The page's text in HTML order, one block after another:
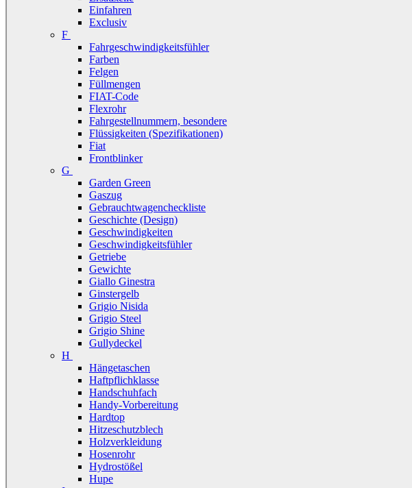
Einfahren
Exclusiv
F
Fahrgeschwindigkeitsfühler
Farben
Felgen
Füllmengen
FIAT-Code
Flexrohr
Fahrgestellnummern, besondere
Flüssigkeiten (Spezifikationen)
Fiat
Frontblinker
G
Garden Green
Gaszug
Gebrauchtwagencheckliste
Geschichte (Design)
Geschwindigkeiten
Geschwindigkeitsfühler
Getriebe
Gewichte
Giallo Ginestra
Ginstergelb
Grigio Nisida
Grigio Steel
Grigio Shine
Gullydeckel
H
Hängetaschen
Haftpflichklasse
Handschuhfach
Handy-Vorbereitung
Hardtop
Hitzeschutzblech
Holzverkleidung
Hosenrohr
Hydrostößel
Hupe